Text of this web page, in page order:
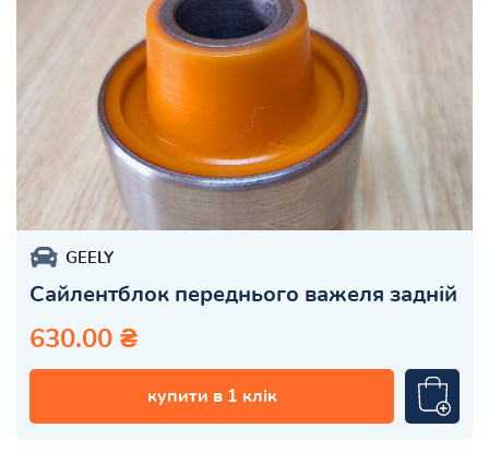
GEELY
Сайлентблок переднього важеля задній
630.00 ₴
купити в 1 клік